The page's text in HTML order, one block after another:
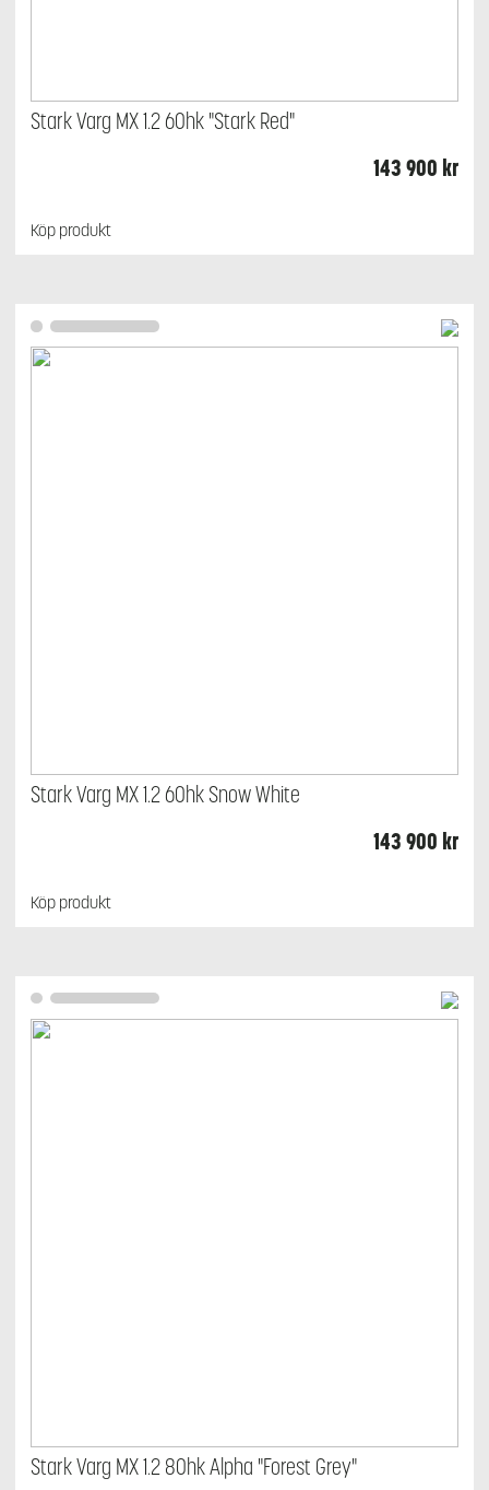
Stark Varg MX 1.2 60hk "Stark Red"
143 900 kr
Köp produkt
Stark Varg MX 1.2 60hk Snow White
143 900 kr
Köp produkt
Stark Varg MX 1.2 80hk Alpha "Forest Grey"